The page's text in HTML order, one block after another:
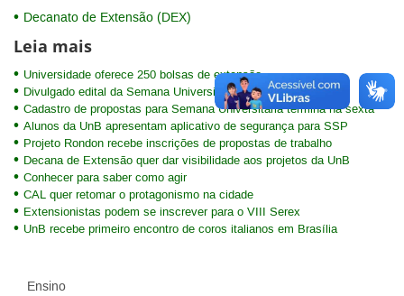
Decanato de Extensão (DEX)
Leia mais
Universidade oferece 250 bolsas de extensão
Divulgado edital da Semana Universitária 2016
Cadastro de propostas para Semana Universitária termina na sexta
Alunos da UnB apresentam aplicativo de segurança para SSP
Projeto Rondon recebe inscrições de propostas de trabalho
Decana de Extensão quer dar visibilidade aos projetos da UnB
Conhecer para saber como agir
CAL quer retomar o protagonismo na cidade
Extensionistas podem se inscrever para o VIII Serex
UnB recebe primeiro encontro de coros italianos em Brasília
Ensino